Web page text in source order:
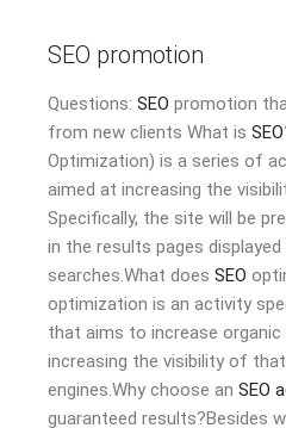
SEO promotion
Questions: SEO promotion
from new clients What is SEO
Optimization) is a series of
aimed at increasing the
Specifically, the site will be
in the results pages
searches.What does SEO
optimization is an activity
that aims to increase
increasing the visibility of
engines.Why choose an SEO
guaranteed results?Besides